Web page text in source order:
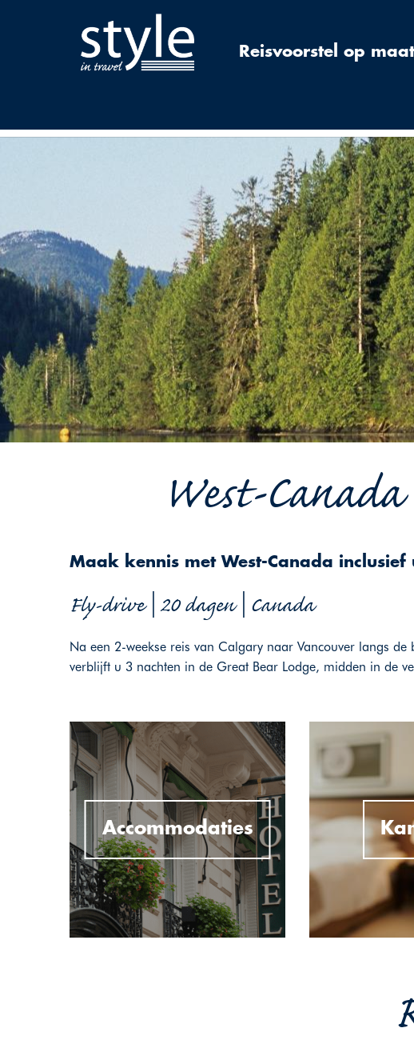
Reisvoorstel op
West-
Maak kennis met West-Canada
Fly-drive | 20 dagen | Canada
Na een 2-weekse reis van Calgary naar Vancouver langs
verblijft u 3 nachten in de Great Bear Lodge, midden in de
Accommodaties